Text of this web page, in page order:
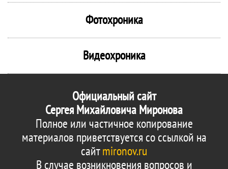
Фотохроника
Видеохроника
Официальный сайт
Сергея Михайловича Миронова
Полное или частичное копирование
материалов приветствуется со ссылкой на
сайтmironov.ru
В случае возникновения вопросов и